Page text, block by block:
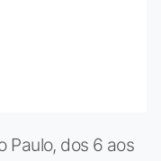
Paulo, dos 6 aos